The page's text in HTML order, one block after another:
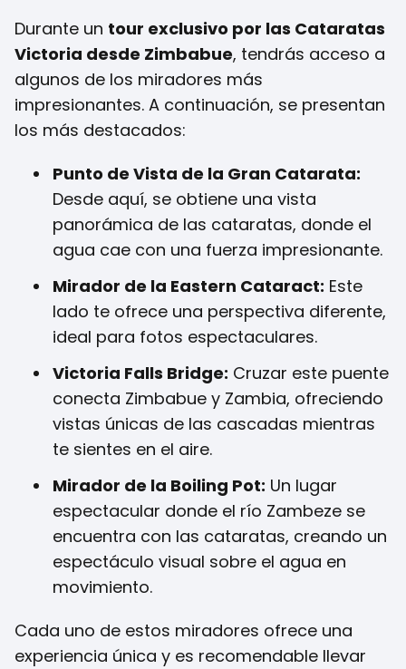
Durante un tour exclusivo por las Cataratas
Victoria desde Zimbabue, tendrás acceso a
algunos de los miradores más
impresionantes. A continuación, se presentan
los más destacados:
Punto de Vista de la Gran Catarata:
Desde aquí, se obtiene una vista
panorámica de las cataratas, donde el
agua cae con una fuerza impresionante.
Mirador de la Eastern Cataract: Este
lado te ofrece una perspectiva diferente,
ideal para fotos espectaculares.
Victoria Falls Bridge: Cruzar este puente
conecta Zimbabue y Zambia, ofreciendo
vistas únicas de las cascadas mientras
te sientes en el aire.
Mirador de la Boiling Pot: Un lugar
espectacular donde el río Zambeze se
encuentra con las cataratas, creando un
espectáculo visual sobre el agua en
movimiento.
Cada uno de estos miradores ofrece una
experiencia única y es recomendable llevar